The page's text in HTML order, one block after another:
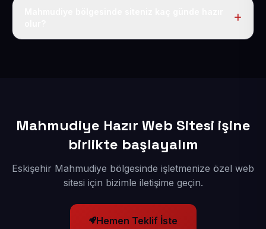
Mahmudiye Hazır Web Sitesi işine
birlikte başlayalım
Eskişehir Mahmudiye bölgesinde işletmenize özel web
sitesi için bizimle iletişime geçin.
Hemen Teklif İste